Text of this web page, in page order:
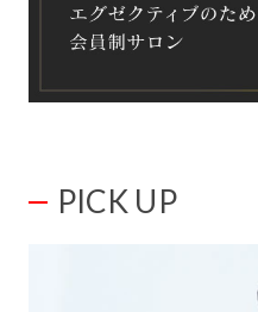
PICK UP